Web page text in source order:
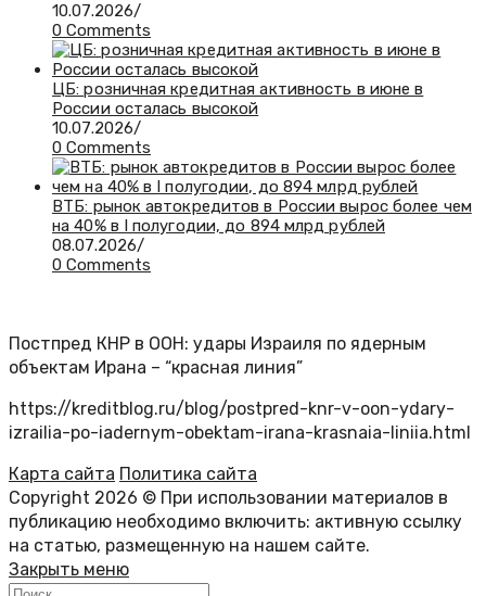
10.07.2026/
0 Comments
ЦБ: розничная кредитная активность в июне в
России осталась высокой
10.07.2026/
0 Comments
ВТБ: рынок автокредитов в России вырос более чем
на 40% в I полугодии, до 894 млрд рублей
08.07.2026/
0 Comments
Постпред КНР в ООН: удары Израиля по ядерным
объектам Ирана – “красная линия”
https://kreditblog.ru/blog/postpred-knr-v-oon-ydary-
izrailia-po-iadernym-obektam-irana-krasnaia-liniia.html
Карта сайта Политика сайта
Copyright 2026 © При использовании материалов в
публикацию необходимо включить: активную ссылку
на статью, размещенную на нашем сайте.
Закрыть меню